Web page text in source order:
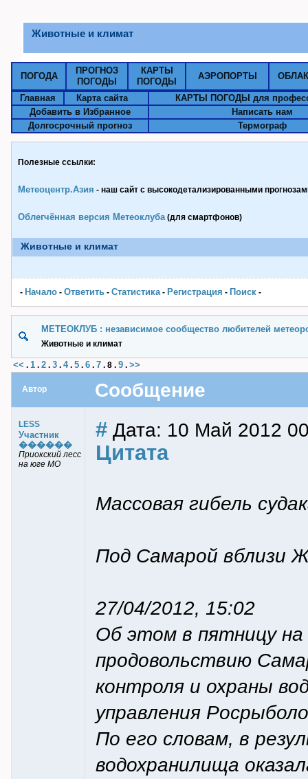
Животные и климат
ПОГОДА
ПРОГНОЗ
ПОГОДЫ
КАРТЫ
ПОГОДЫ
АЭРОПОРТЫ
Главная Карта сайта
КАРТЫ ПОГОДЫ для
Добавить в Избранное
Написать нам
Долгосрочный прогноз
Термограф
Полезные ссылки:
Метеоцентр.Азия - наш сайт с высокодетализированными
Облегчённая версия Метеоклуба(для смартфонов)
Животные и климат
- Начало - Ответить - Статистика- Pегистрация - Поиск -
МЕТЕОКЛУБ : независимое сообщество любителей
Животные и климат
<< . 1 . 2 . 3 . 4. 5 . 6 . 7 . 8 . 9 . >>
Автор Сообщение
LESS
Участник
������
Приокский лесс
на юге МО
# Дата: 10 Май 2012
Цитата
Массовая гибель
Под Самарой вблизи
27/04/2012, 15:02
Об этом в пятницу на
продовольствию
контроля и охраны
управления
По его словам, в
водохранилища